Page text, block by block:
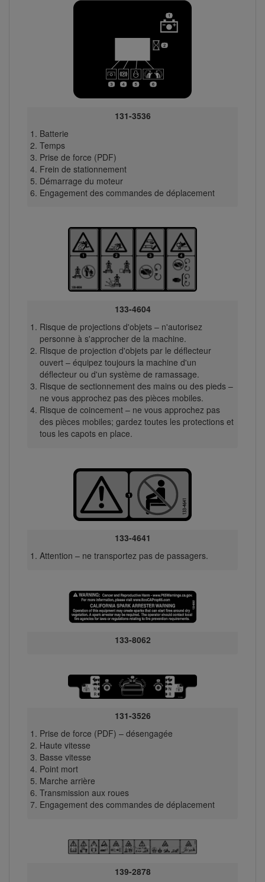
131-3536
Batterie
Temps
Prise de force (PDF)
Frein de stationnement
Démarrage du moteur
Engagement des commandes de déplacement
133-4604
Risque de projections d'objets – n'autorisez
personne à s'approcher de la machine.
Risque de projection d'objets par le déflecteur
ouvert – équipez toujours la machine d'un
déflecteur ou d'un système de ramassage.
Risque de sectionnement des mains ou des pieds –
ne vous approchez pas des pièces mobiles.
Risque de coincement – ne vous approchez pas
des pièces mobiles; gardez toutes les protections et
tous les capots en place.
133-4641
Attention – ne transportez pas de passagers.
133-8062
131-3526
Prise de force (PDF) – désengagée
Haute vitesse
Basse vitesse
Point mort
Marche arrière
Transmission aux roues
Engagement des commandes de déplacement
139-2878